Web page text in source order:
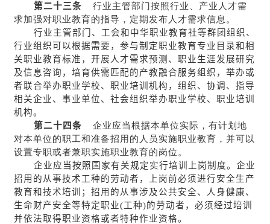
第二十三条 行业主管部门按照行业、产业人才需
求加强对职业教育的指导，定期发布人才需求信息。
行业主管部门、工会和中华职业教育社等群团组织、
行业组织可以根据需要，参与制定职业教育专业目录和相
关职业教育标准，开展人才需求预测、职业生涯发展研究
及信息咨询，培育供需匹配的产教融合服务组织，举办或
者联合举办职业学校、职业培训机构，组织、协调、指导
相关企业、事业单位、社会组织举办职业学校、职业培训
机构。
第二十四条 企业应当根据本单位实际，有计划地
对本单位的职工和准备招用的人员实施职业教育，并可以
设置专职或者兼职实施职业教育的岗位。
企业应当按照国家有关规定实行培训上岗制度。企业
招用的从事技术工种的劳动者，上岗前必须进行安全生产
教育和技术培训；招用的从事涉及公共安全、人身健康、
生命财产安全等特定职业(工种)的劳动者，必须经过培训
并依法取得职业资格或者特种作业资格。